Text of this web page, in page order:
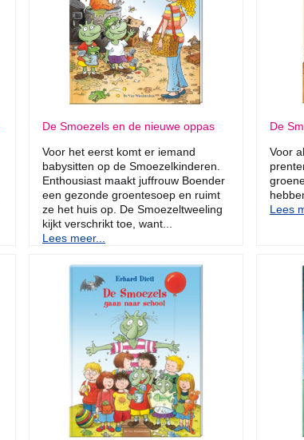
De Smoezels en de nieuwe oppas
Voor het eerst komt er iemand
babysitten op de Smoezelkinderen.
Enthousiast maakt juffrouw Boender
een gezonde groentesoep en ruimt
ze het huis op. De Smoezeltweeling
kijkt verschrikt toe, want...
Lees meer...
De
Voor
Lees